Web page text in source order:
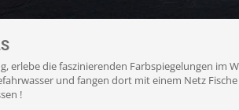
erlebe die faszinierenden Farbspiegelungen
und fangen dort mit einem Netz
!